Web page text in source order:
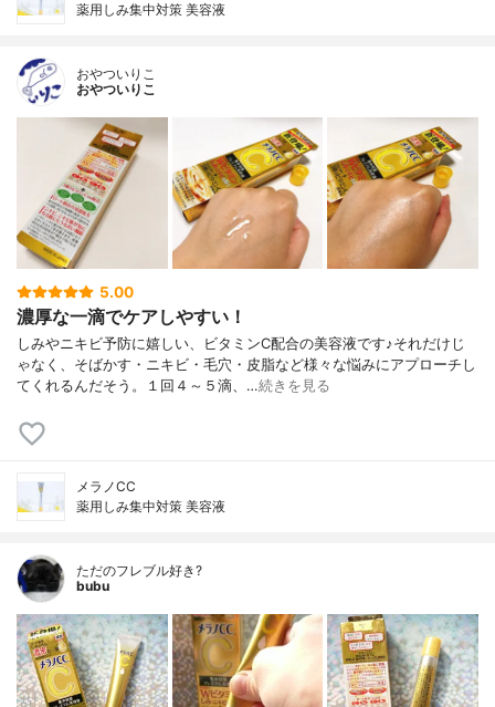
薬用しみ集中対策 美容液
おやついりこ
おやついりこ
5.00
濃厚な一滴でケアしやすい！
しみやニキビ予防に嬉しい、ビタミンC配合の美容液です♪それだけじ
ゃなく、そばかす・ニキビ・毛穴・皮脂など様々な悩みにアプローチし
てくれるんだそう。１回４～５滴、…続きを見る
メラノCC
薬用しみ集中対策 美容液
ただのフレブル好き?
bubu